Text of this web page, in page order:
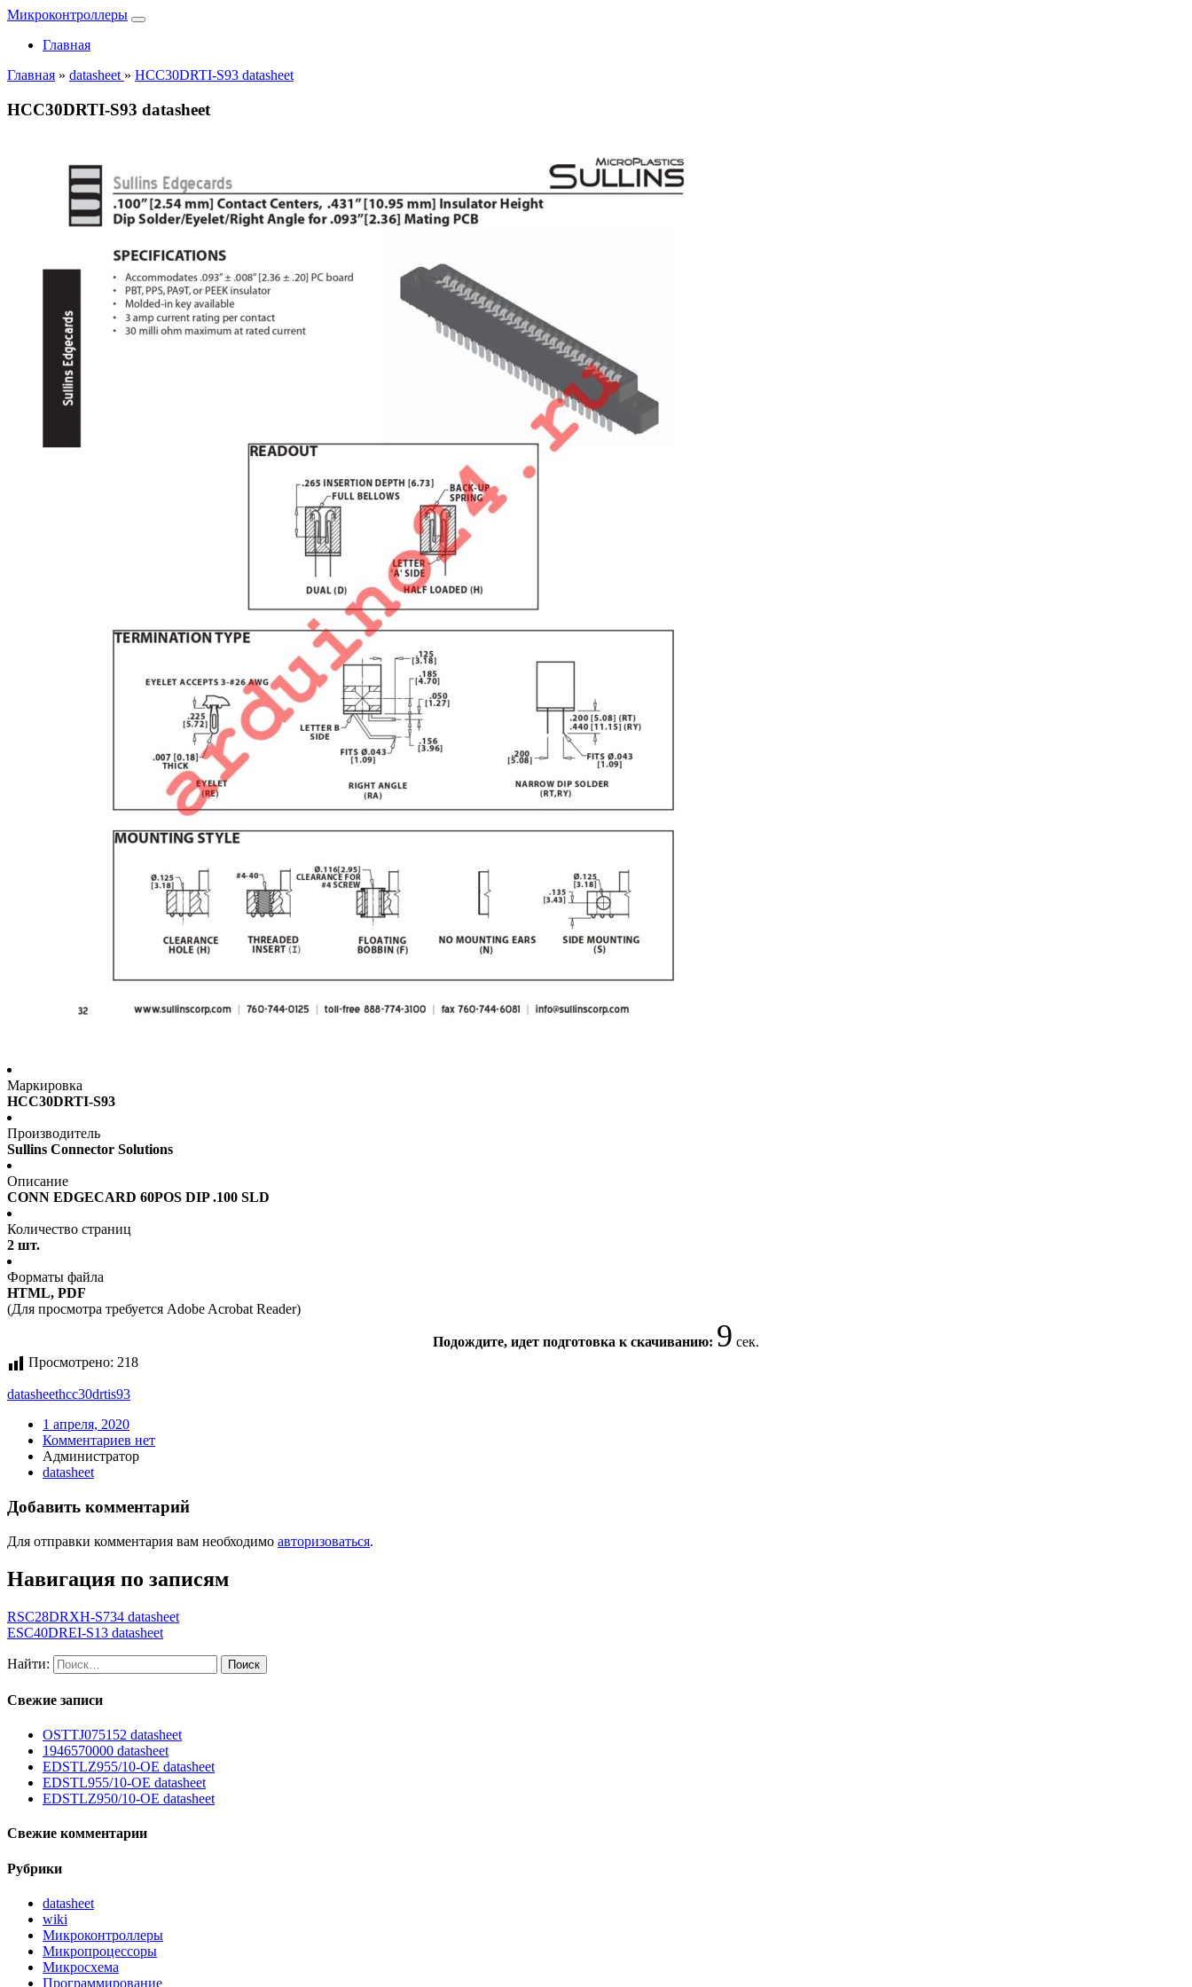
Микроконтроллеры
Главная
Главная » datasheet » HCC30DRTI-S93 datasheet
HCC30DRTI-S93 datasheet
Маркировка
HCC30DRTI-S93
Производитель
Sullins Connector Solutions
Описание
CONN EDGECARD 60POS DIP .100 SLD
Количество страниц
2 шт.
Форматы файла
HTML, PDF
(Для просмотра требуется Adobe Acrobat Reader)
Подождите, идет подготовка к скачиванию: 9 сек.
Просмотрено: 218
datasheethcc30drtis93
1 апреля, 2020
Комментариев нет
Администратор
datasheet
Добавить комментарий
Для отправки комментария вам необходимо авторизоваться.
Навигация по записям
RSC28DRXH-S734 datasheet
ESC40DREI-S13 datasheet
Найти:
Свежие записи
OSTTJ075152 datasheet
1946570000 datasheet
EDSTLZ955/10-OE datasheet
EDSTL955/10-OE datasheet
EDSTLZ950/10-OE datasheet
Свежие комментарии
Рубрики
datasheet
wiki
Микроконтроллеры
Микропроцессоры
Микросхема
Программирование